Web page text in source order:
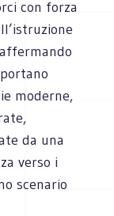
con forza
moderne,
da una
verso i
scenario